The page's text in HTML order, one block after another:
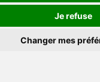
Je refuse
Changer mes